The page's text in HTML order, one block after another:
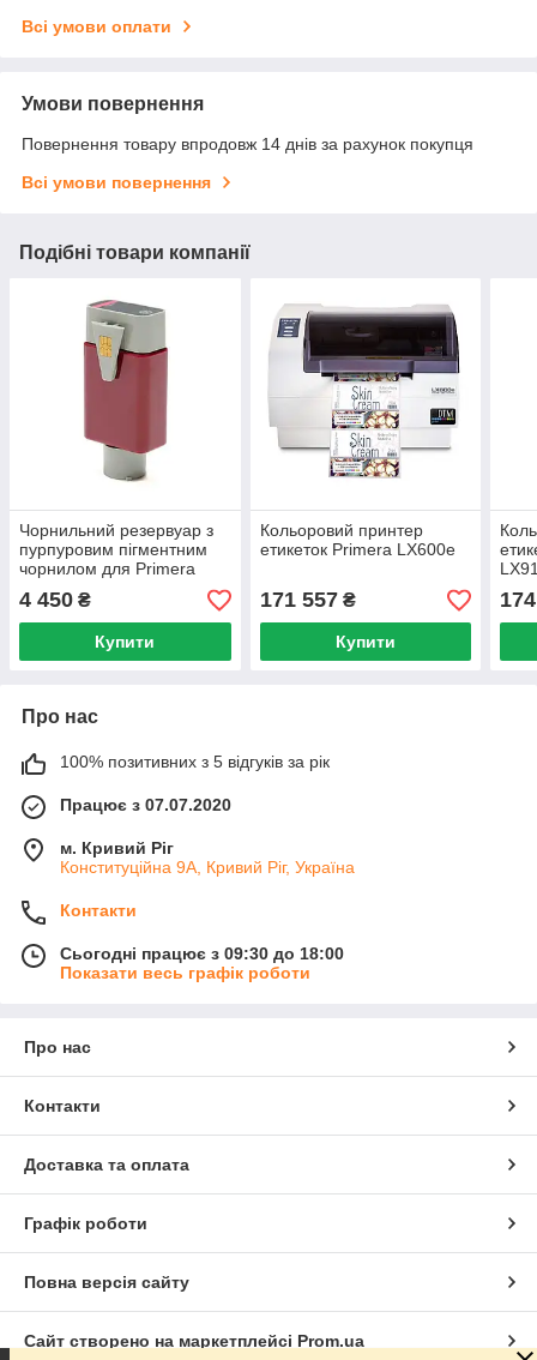
Всі умови оплати
Умови повернення
Повернення товару впродовж 14 днів за рахунок покупця
Всі умови повернення
Подібні товари компанії
Чорнильний резервуар з
пурпуровим пігментним
чорнилом для Primera
4 450 ₴
Купити
Кольоровий принтер
етикеток Primera LX600e
171 557₴
Купити
Про нас
100% позитивних з 5 відгуків за рік
Працює з 07.07.2020
м. Кривий Ріг
Конституційна 9А, Кривий Ріг, Україна
Контакти
Сьогодні працює з 09:30 до 18:00
Показати весь графік роботи
Про нас
Контакти
Доставка та оплата
Графік роботи
Повна версія сайту
Сайт створено на маркетплейсі Prom.ua